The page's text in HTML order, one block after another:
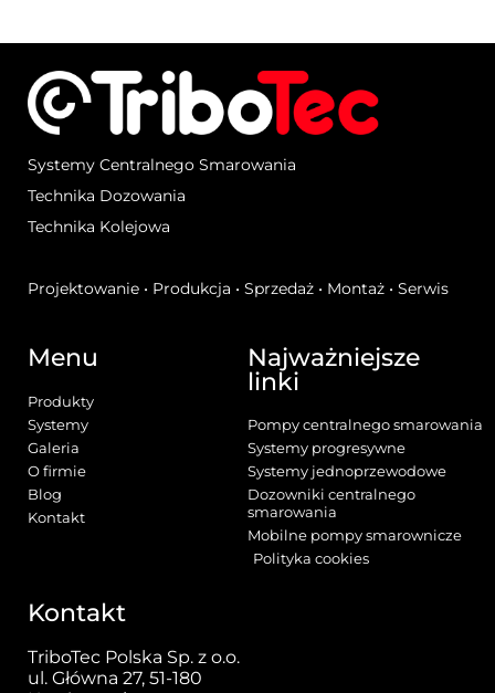
Systemy Centralnego Smarowania
Technika Dozowania
Technika Kolejowa
Projektowanie • Produkcja • Sprzedaż • Montaż • Serwis
Menu
Produkty
Systemy
Galeria
O firmie
Blog
Kontakt
Najważniejsze
linki
Pompy centralnego smarowania
Systemy progresywne
Systemy jednoprzewodowe
Dozowniki centralnego
smarowania
Mobilne pompy smarownicze
Polityka cookies
Kontakt
TriboTec Polska Sp. z o.o.
ul. Główna 27, 51-180